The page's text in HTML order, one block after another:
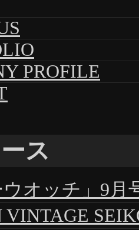
PROFILE
ス
ウオッチ」9月
VINTAGE